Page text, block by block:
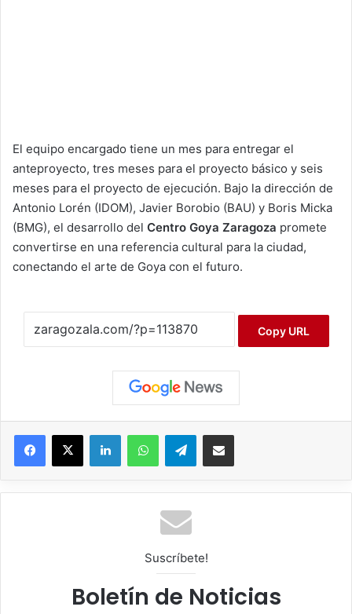
El equipo encargado tiene un mes para entregar el
anteproyecto, tres meses para el proyecto básico y seis
meses para el proyecto de ejecución. Bajo la dirección de
Antonio Lorén (IDOM), Javier Borobio (BAU) y Boris Micka
(BMG), el desarrollo del Centro Goya Zaragoza promete
convertirse en una referencia cultural para la ciudad,
conectando el arte de Goya con el futuro.
Copy URL
Telegram
Suscríbete!
Boletín de Noticias